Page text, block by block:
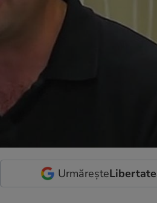
Urmărește